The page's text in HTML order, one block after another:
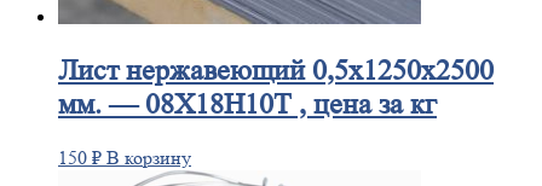
Листнержавеющий 0,5x1250x2500
мм. — 08Х18Н10Т , цена за кг
150 ₽ В корзину